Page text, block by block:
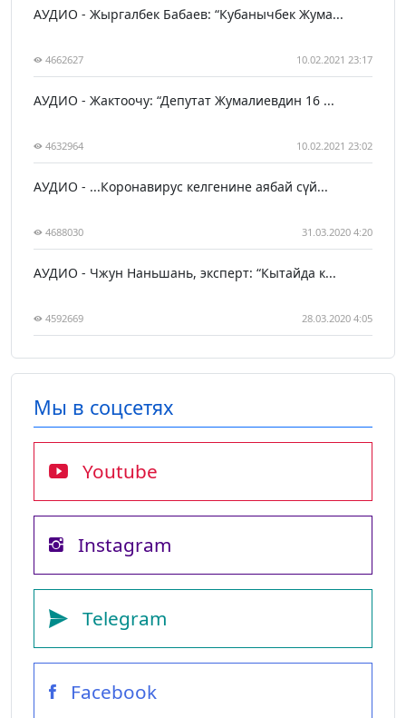
АУДИО - Жыргалбек Бабаев: “Кубанычбек Жума...
4662627 10.02.2021 23:17
АУДИО - Жактоочу: “Депутат Жумалиевдин 16 ...
4632964 10.02.2021 23:02
АУДИО - ...Коронавирус келгенине аябай сүй...
4688030 31.03.2020 4:20
АУДИО - Чжун Наньшань, эксперт: “Кытайда к...
4592669 28.03.2020 4:05
Мы в соцсетях
Youtube
Instagram
Telegram
Facebook